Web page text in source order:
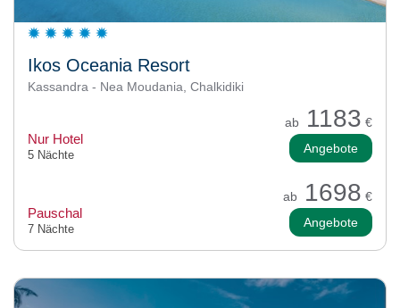
Ikos Oceania Resort
Kassandra - Nea Moudania, Chalkidiki
ab 1183 €
Nur Hotel
5 Nächte Angebote
ab 1698 €
Pauschal
7 Nächte Angebote